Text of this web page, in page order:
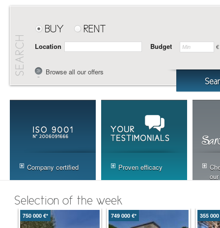
BUY RENT
Location Budget €
Browse all our offers
Company certified Proven efficacy
Selection of the week
750 000 €* 749 000 €* 355 000